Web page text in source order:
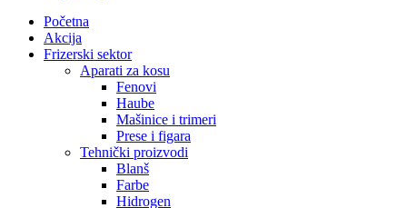
Početna
Akcija
Frizerski sektor
Aparati za kosu
Fenovi
Haube
Mašinice i trimeri
Prese i figara
Tehnički proizvodi
Blanš
Farbe
Hidrogen